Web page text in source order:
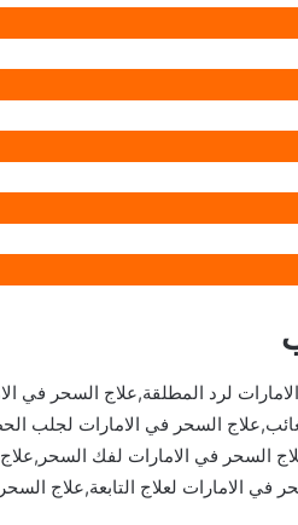
لرد المطلقة,علاج السحر في
السحر في الامارات لجلب
السحر في الامارات لفك
الامارات لعلاج التابعة,علاج